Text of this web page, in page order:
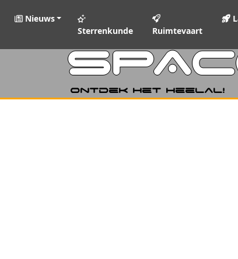
Nieuws
Sterrenkunde
Ruimtevaart
Ontdek het heelal!